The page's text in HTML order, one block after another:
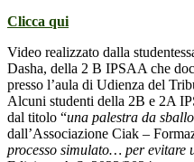
Clicca qui
Video realizzato dalla
Dasha, della 2 B IPSAA che
presso l’aula di Udienza del
Alcuni studenti della 2B e 2A
dal titolo “una palestra da sballo
dall’Associazione Ciak –
processo simulato… per evitare